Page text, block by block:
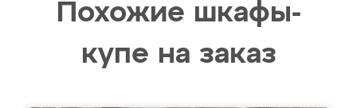
Похожие шкафы-
купе на заказ